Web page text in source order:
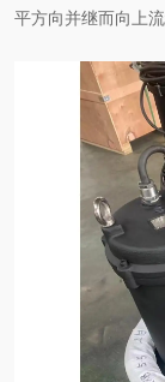
平方向并继而向上